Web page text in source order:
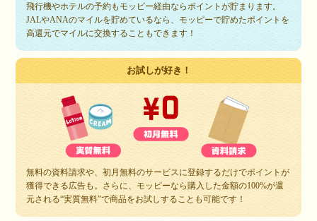
飛行機やホテルの予約もモッピー経由ならポイントが貯まります。
JALやANAのマイルを貯めているなら、モッピーで貯めたポイントを
高還元でマイルに交換することもできます！
お試しが好き！
無料の資料請求や、初月無料のサービスに登録するだけでポイントが
獲得できる広告も。さらに、モッピーなら購入した金額の100%が還
元される“実質無料”で商品をお試しすることも可能です！